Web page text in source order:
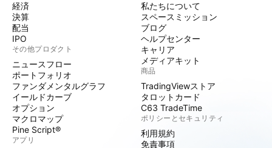
経済
決算
配当
IPO
その他プロダクト
ニュースフロー
ポートフォリオ
ファンダメンタルグラフ
イールドカーブ
オプション
マクロマップ
Pine Script®
アプリ
私たちについて
スペースミッション
ブログ
ヘルプセンター
キャリア
メディアキット
商品
TradingViewストア
タロットカード
C63 TradeTime
ポリシーとセキュリティ
利用規約
免責事項